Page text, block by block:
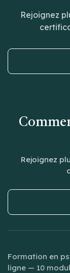
Rejoignez
Rejoignez
Formation en
ligne — 10